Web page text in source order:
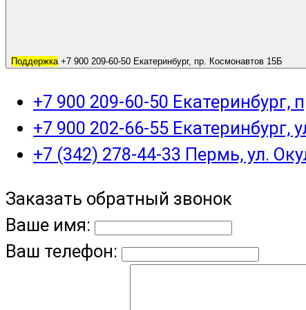
Поддержка +7 900 209-60-50 Екатеринбург, пр. Космонавтов 15Б
+7 900 209-60-50 Екатеринбург,
+7 900 202-66-55 Екатеринбург,
+7 (342) 278-44-33 Пермь, ул.
Заказать обратный звонок
Ваше имя:
Ваш телефон: